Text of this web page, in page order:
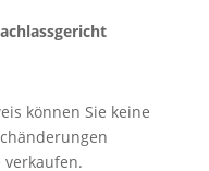
können Sie keine